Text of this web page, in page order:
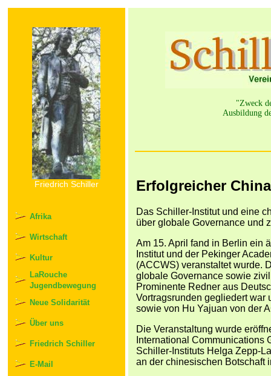
Friedrich Schiller
Afrika
Wirtschaft
Kultur
LaRouche
Jugendbewegung
Neue Solidarität
Über uns
Friedrich Schiller
E-Mail
"Zweck
Ausbildung
Erfolgreicher
Das Schiller-Institut und eine
über globale Governance und
Am 15. April fand in Berlin ein
Institut und der Pekinger
(ACCWS) veranstaltet wurde.
globale Governance sowie
Prominente Redner aus
Vortragsrunden gegliedert war
sowie von Hu Yajuan von der
Die Veranstaltung wurde
International Communications
Schiller-Instituts Helga Zepp-
an der chinesischen Botschaft